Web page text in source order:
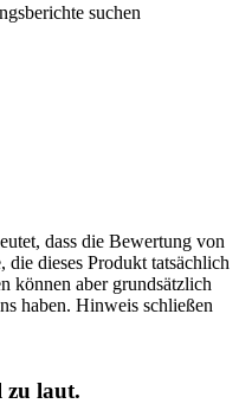
suchen
dass die Bewertung von
dieses Produkt tatsächlich
können aber grundsätzlich
haben. Hinweis schließen
zu laut.